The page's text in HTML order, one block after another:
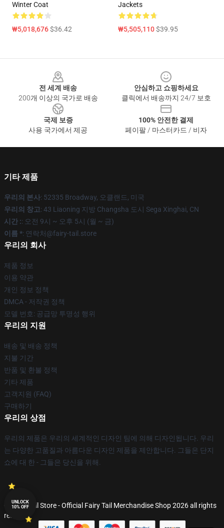
Winter Coat
₩5,018,676$36.42
Jackets
₩5,505,110$39.95
전 세계 배송
200개 이상의 국가로 배송
안심하고 쇼핑하세요
클릭에서 배송까지 24/7 보호
국제 보증
사용 국가에서 제공
100% 안전한 결제
페이팔 / 마스터카드 / 비자
기타 제품
우리의 본사: 52335 Broadway, 오클랜드, 미국
우리의 창고: 43 Liaoning 지방 Changsha 도시 Sega Xinghai, CN
시간 :: 오전 9시 ~ 오후 5시 (월 ~ 금)
이름 *: 연락처@fairy-tail.store
우리의 회사
제품 정보
이용 약관
개인 정보 정책
DMCA - 저작권 정책
모델 번호: 공급망 투명성 행위
우리의 지원
배송 및 배송 정책
지불 기간
반품 및 환불 정책
기타 제품
고객지원 (FAQ)
구매하기
우리의 상점
우리의 제품은 우리의 세계적인 디자인 팀에 의해 디자인됩니다. 우리
는 다양한 고품질과 아름다운 디자인 제품을 제안합니다. 그들은 단지
쇼에 대 한 - 그들은 당신을 위해.
© Fairy Tail Store - Official Fairy Tail Merchandise Shop 2026 all rights
reserved
UNLOCK
10% OFF